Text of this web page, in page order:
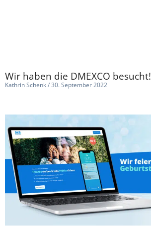
Wir haben die DMEXCO besucht!
Kathrin Schenk 30. September 2022